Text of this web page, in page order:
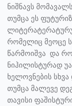
ნიშნავს
თუმცა ეს
რომელიც მეოცე
წარმოიშვა და
ნიჰილისტურად
ხელოვნების
თუმცა მალევე
თავისი